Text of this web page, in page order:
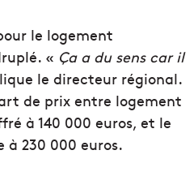
le logement
« Ça a du sens car il
le directeur régional.
de prix entre logement
à 140 000 euros, et le
230 000 euros.